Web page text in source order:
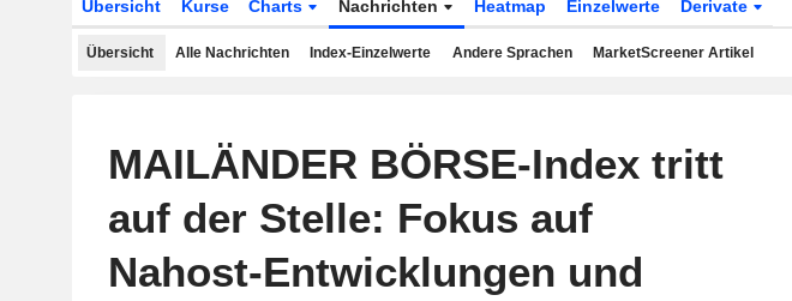
Übersicht Kurse Charts Nachrichten Heatmap Einzelwerte Derivate
Übersicht Alle Nachrichten Index-Einzelwerte Andere Sprachen MarketScreener Artikel
MAILÄNDER BÖRSE-Index tritt
auf der Stelle: Fokus auf
Nahost-Entwicklungen und